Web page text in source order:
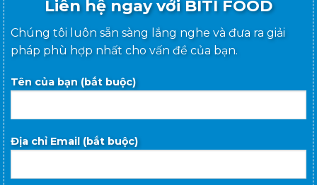
Liên hệ ngay với BITI FOOD
Chúng tôi luôn sẵn sàng lắng nghe và đưa ra giải